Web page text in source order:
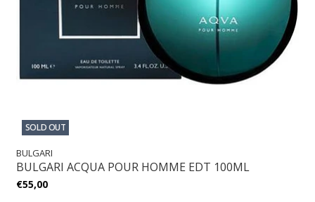
SOLD OUT
BULGARI
BULGARI ACQUA POUR HOMME EDT 100ML
€55,00